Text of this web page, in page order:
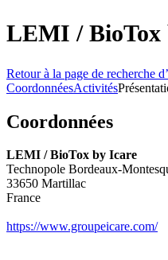
LEMI / BioTox
Retour à la page de recherche
CoordonnéesActivités
Coordonnées
LEMI / BioTox by Icare
Technopole Bordeaux-
33650 Martillac
France
https://www.groupeicare.com/